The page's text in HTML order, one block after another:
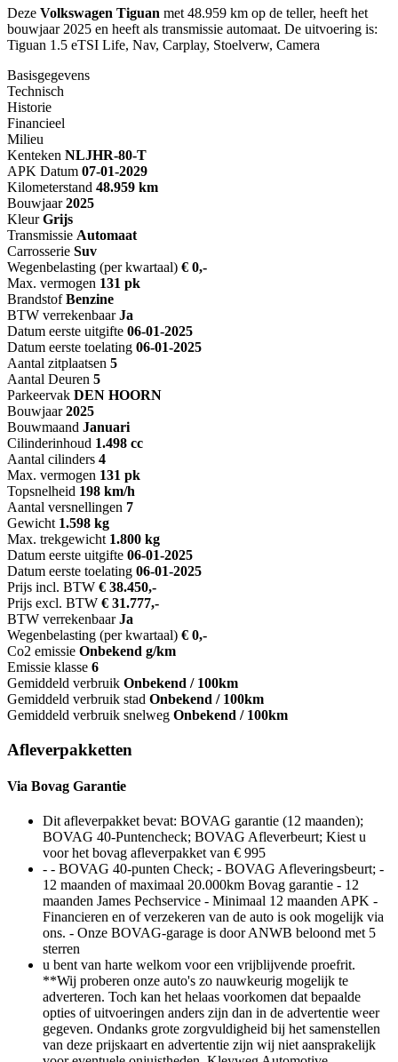
Deze Volkswagen Tiguan met 48.959 km op de teller, heeft het
bouwjaar 2025 en heeft als transmissie automaat. De uitvoering is:
Tiguan 1.5 eTSI Life, Nav, Carplay, Stoelverw, Camera
Basisgegevens
Technisch
Historie
Financieel
Milieu
Kenteken NLJHR-80-T
APK Datum 07-01-2029
Kilometerstand 48.959 km
Bouwjaar 2025
Kleur Grijs
Transmissie Automaat
Carrosserie Suv
Wegenbelasting (per kwartaal) € 0,-
Max. vermogen 131 pk
Brandstof Benzine
BTW verrekenbaar Ja
Datum eerste uitgifte 06-01-2025
Datum eerste toelating 06-01-2025
Aantal zitplaatsen 5
Aantal Deuren 5
Parkeervak DEN HOORN
Bouwjaar 2025
Bouwmaand Januari
Cilinderinhoud 1.498 cc
Aantal cilinders 4
Max. vermogen 131 pk
Topsnelheid 198 km/h
Aantal versnellingen 7
Gewicht 1.598 kg
Max. trekgewicht 1.800 kg
Datum eerste uitgifte 06-01-2025
Datum eerste toelating 06-01-2025
Prijs incl. BTW € 38.450,-
Prijs excl. BTW € 31.777,-
BTW verrekenbaar Ja
Wegenbelasting (per kwartaal) € 0,-
Co2 emissie Onbekend g/km
Emissie klasse 6
Gemiddeld verbruik Onbekend / 100km
Gemiddeld verbruik stad Onbekend / 100km
Gemiddeld verbruik snelweg Onbekend / 100km
Afleverpakketten
Via Bovag Garantie
Dit afleverpakket bevat: BOVAG garantie (12 maanden);
BOVAG 40-Puntencheck; BOVAG Afleverbeurt; Kiest u
voor het bovag afleverpakket van € 995
- - BOVAG 40-punten Check; - BOVAG Afleveringsbeurt; -
12 maanden of maximaal 20.000km Bovag garantie - 12
maanden James Pechservice - Minimaal 12 maanden APK -
Financieren en of verzekeren van de auto is ook mogelijk via
ons. - Onze BOVAG-garage is door ANWB beloond met 5
sterren
u bent van harte welkom voor een vrijblijvende proefrit.
**Wij proberen onze auto's zo nauwkeurig mogelijk te
adverteren. Toch kan het helaas voorkomen dat bepaalde
opties of uitvoeringen anders zijn dan in de advertentie weer
gegeven. Ondanks grote zorgvuldigheid bij het samenstellen
van deze prijskaart en advertentie zijn wij niet aansprakelijk